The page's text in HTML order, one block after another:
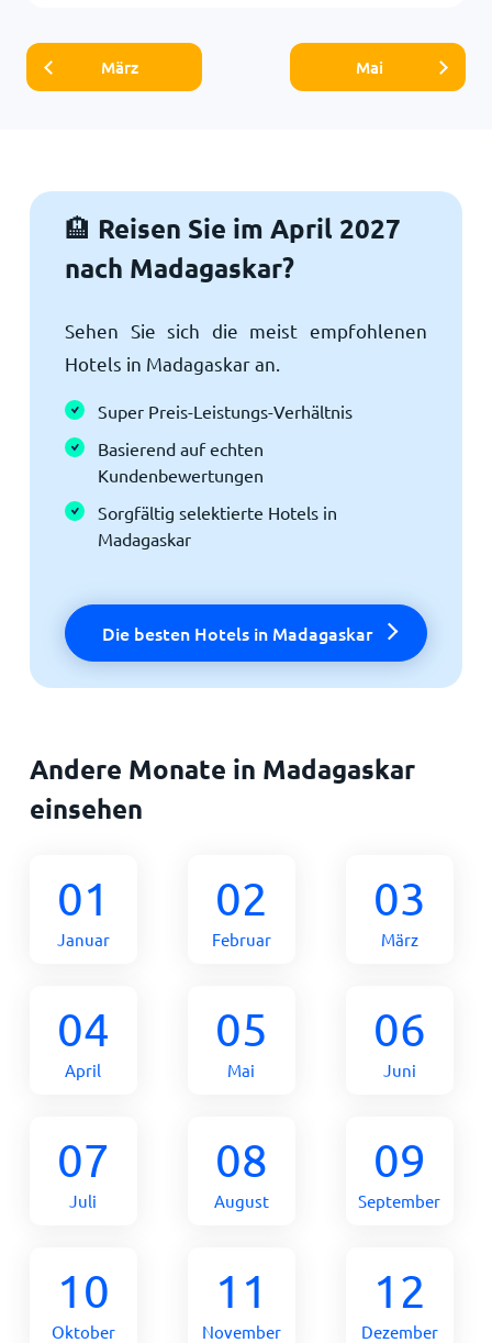
März Mai
🏨 Reisen Sie im April 2027
nach Madagaskar?
Sehen Sie sich die meist empfohlenen
Hotels in Madagaskar an.
Super Preis-Leistungs-Verhältnis
Basierend auf echten
Kundenbewertungen
Sorgfältig selektierte Hotels in
Madagaskar
Die besten Hotels in Madagaskar
Andere Monate in Madagaskar
einsehen
01
Januar
02
Februar
03
März
04
April
05
Mai
06
Juni
07
Juli
08
August
09
September
10
Oktober
11
November
12
Dezember